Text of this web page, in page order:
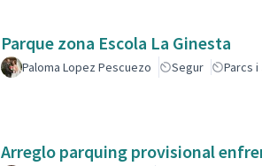
Parque zona Escola La Ginesta
Paloma Lopez Pescuezo Segur Parcs
Arreglo parquing provisional